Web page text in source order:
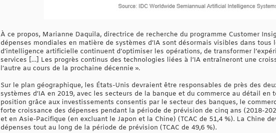
À ce propos, Marianne Daquila, directrice de recherche du programme Customer
dépenses mondiales en matière de systèmes d’IA sont désormais visibles dans
d’intelligence artificielle continuent d’optimiser les opérations, de transformer
services […] Les progrès continus des technologies liées à l’IA entraîneront une
l’autre au cours de la prochaine décennie ».
Sur le plan géographique, les États-Unis devraient être responsables de près des
systèmes d’IA en 2019, avec les secteurs de la banque et du commerce au détail en
position grâce aux investissements consentis par le secteur des banques, le
forte croissance des dépenses pendant la période de prévision de cinq ans (2018-
et en Asie-Pacifique (en excluant le Japon et la Chine) (TCAC de 51,4 %). La Chine
dépenses tout au long de la période de prévision (TCAC de 49,6 %).